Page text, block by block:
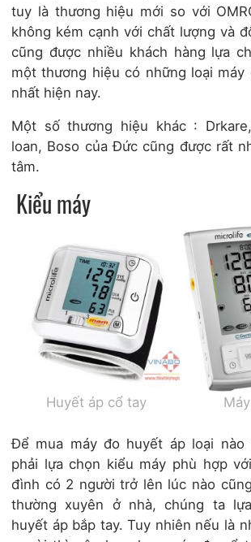
tuy là thương hiệu mới so với
không kém cạnh với chất lượng và
cũng được nhiều khách hàng lựa
một thương hiệu có những loại
nhất hiện nay.
Một số thương hiệu khác :
loan, Boso của Đức cũng được rất
tâm.
Kiểu máy
Huyết áp cổ tay
Để mua máy đo huyết áp loại
phải lựa chọn kiểu máy phù hợp
đình có 2 người trở lên lúc nào
thường xuyên ở nhà, chúng ta
huyết áp bắp tay. Tuy nhiên nếu là